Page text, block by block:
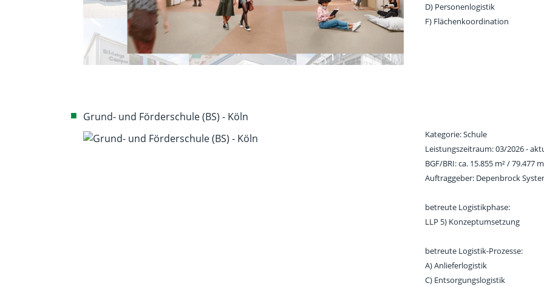
D) Personenlogistik
F) Flächenkoordination
Grund- und Förderschule (BS) - Köln
Kategorie: Schule
Leistungszeitraum: 03/2026 -
BGF/BRI: ca. 15.855 m² / 79.477
Auftraggeber: Depenbrock
betreute Logistikphase:
LLP 5) Konzeptumsetzung
betreute Logistik-Prozesse:
A) Anlieferlogistik
C) Entsorgungslogistik